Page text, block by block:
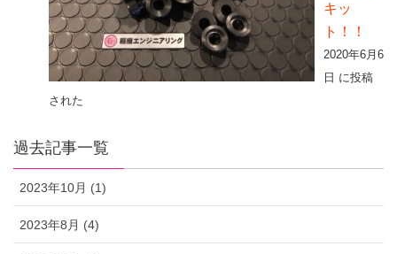
キッ
ト！！
2020年6月6
日 に投稿
された
過去記事一覧
2023年10月 (1)
2023年8月 (4)